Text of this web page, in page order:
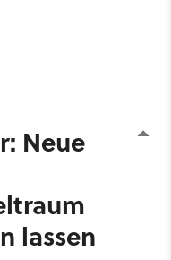
Neue
lassen